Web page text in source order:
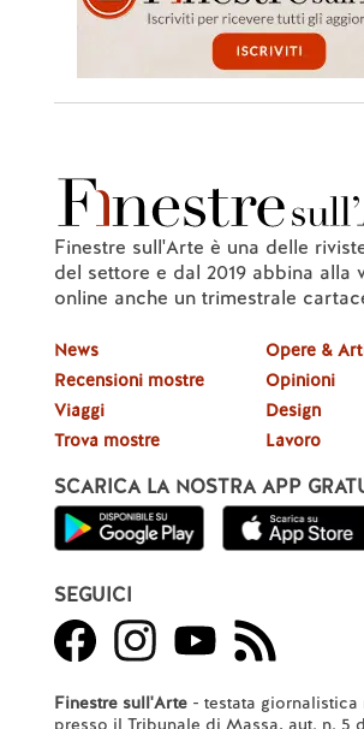
Finestre sull'Arte è una delle
del settore e dal 2019 abbina alla
online anche un trimestrale
News
Recensioni mostre
Viaggi
Trova mostre
Opere &
Opinioni
Design
Lavoro
SCARICA LA NOSTRA APP
SEGUICI
Finestre sull'Arte- testata giornalistica
presso il Tribunale di Massa, aut. n. 5